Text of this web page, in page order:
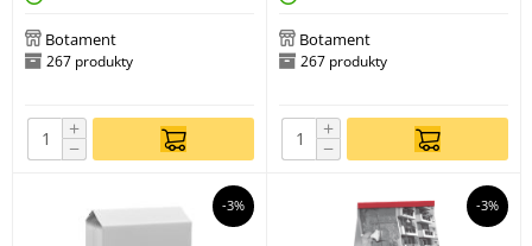
Botament
267 produkty
+
−
Botament
267 produkty
+
−
-3% -3%